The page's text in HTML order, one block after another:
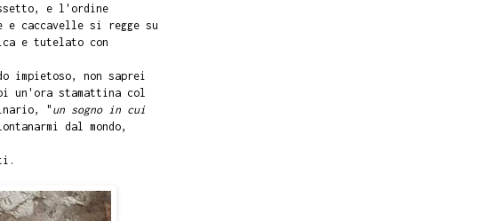
e l'ordine
e caccavelle si regge su
e tutelato con
impietoso, non saprei
un'ora stamattina col
" un sogno in cui
dal mondo,